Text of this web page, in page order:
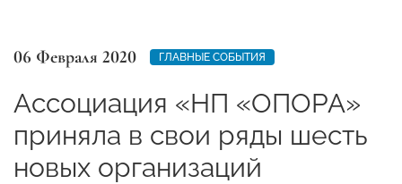
06 Февраля 2020 ГЛАВНЫЕ СОБЫТИЯ
Ассоциация «НП «ОПОРА»
приняла в свои ряды шесть
новых организаций